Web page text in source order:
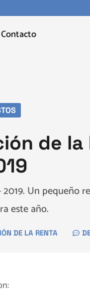
Contacto
de la
Un pequeño
este año.
DE LA RENTA